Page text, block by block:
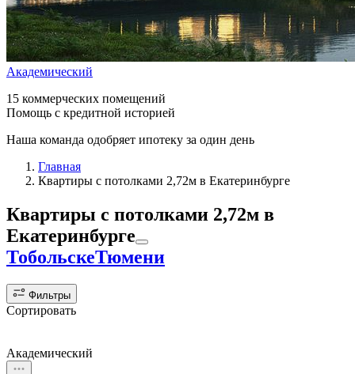
Академический
15 коммерческих помещений
Помощь с кредитной историей
Наша команда одобряет ипотеку за один день
Главная
Квартиры с потолками 2,72м в Екатеринбурге
Квартиры с потолками 2,72м в
Екатеринбурге
ТобольскеТюмени
Фильтры
Сортировать
Академический